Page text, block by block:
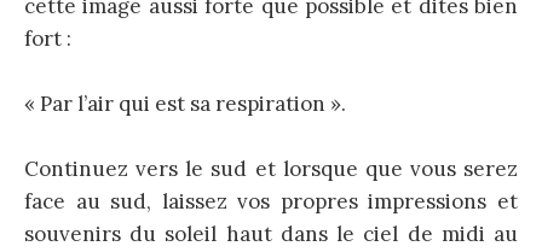
cette image aussi forte que possible et dites bien
fort :
« Par l’air qui est sa respiration ».
Continuez vers le sud et lorsque que vous serez
face au sud, laissez vos propres impressions et
souvenirs du soleil haut dans le ciel de midi au